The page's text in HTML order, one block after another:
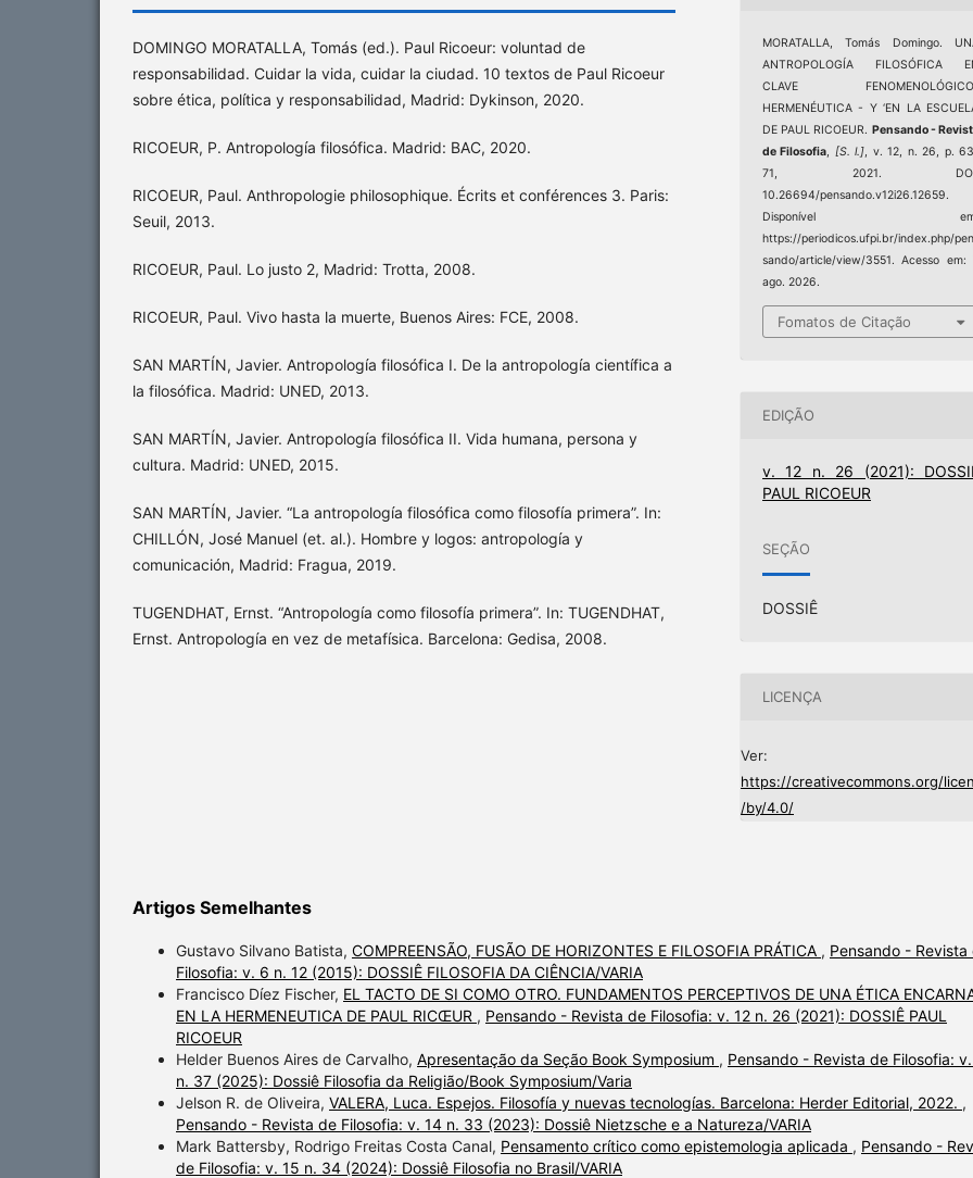
DOMINGO MORATALLA, Tomás (ed.). Paul Ricoeur: voluntad de
responsabilidad. Cuidar la vida, cuidar la ciudad. 10 textos de Paul Ricoeur
sobre ética, política y responsabilidad, Madrid: Dykinson, 2020.
RICOEUR, P. Antropología filosófica. Madrid: BAC, 2020.
RICOEUR, Paul. Anthropologie philosophique. Écrits et conférences 3. Paris:
Seuil, 2013.
RICOEUR, Paul. Lo justo 2, Madrid: Trotta, 2008.
RICOEUR, Paul. Vivo hasta la muerte, Buenos Aires: FCE, 2008.
SAN MARTÍN, Javier. Antropología filosófica I. De la antropología científica a
la filosófica. Madrid: UNED, 2013.
SAN MARTÍN, Javier. Antropología filosófica II. Vida humana, persona y
cultura. Madrid: UNED, 2015.
SAN MARTÍN, Javier. “La antropología filosófica como filosofía primera”. In:
CHILLÓN, José Manuel (et. al.). Hombre y logos: antropología y
comunicación, Madrid: Fragua, 2019.
TUGENDHAT, Ernst. “Antropología como filosofía primera”. In: TUGENDHAT,
Ernst. Antropología en vez de metafísica. Barcelona: Gedisa, 2008.
MORATALLA, Tomás Domingo.
ANTROPOLOGÍA FILOSÓFICA
CLAVE
HERMENÉUTICA - Y ‘EN LA
DE PAUL RICOEUR. Pensando -
de Filosofia, [S. l.], v. 12, n. 26, p.
71, 2021.
10.26694/pensando.v12i26.12659.
Disponível
https://periodicos.ufpi.br/index.php/pen
sando/article/view/3551. Acesso em:
ago. 2026.
Fomatos de Citação
EDIÇÃO
v. 12 n. 26 (2021):
PAUL RICOEUR
SEÇÃO
DOSSIÊ
LICENÇA
Ver:
https://creativecommons.org/
/by/4.0/
Artigos Semelhantes
Gustavo Silvano Batista, COMPREENSÃO, FUSÃO DE HORIZONTES E FILOSOFIA PRÁTICA , Pensando - Revista
Filosofia: v. 6 n. 12 (2015): DOSSIÊ FILOSOFIA DA CIÊNCIA/VARIA
Francisco Díez Fischer, EL TACTO DE SI COMO OTRO. FUNDAMENTOS PERCEPTIVOS DE UNA ÉTICA
EN LA HERMENEUTICA DE PAUL RICŒUR , Pensando - Revista de Filosofia: v. 12 n. 26 (2021): DOSSIÊ PAUL
RICOEUR
Helder Buenos Aires de Carvalho, Apresentação da Seção Book Symposium , Pensando - Revista de Filosofia:
n. 37 (2025): Dossiê Filosofia da Religião/Book Symposium/Varia
Jelson R. de Oliveira, VALERA, Luca. Espejos. Filosofía y nuevas tecnologías. Barcelona: Herder Editorial, 2022. ,
Pensando - Revista de Filosofia: v. 14 n. 33 (2023): Dossiê Nietzsche e a Natureza/VARIA
Mark Battersby, Rodrigo Freitas Costa Canal, Pensamento crítico como epistemologia aplicada , Pensando -
de Filosofia: v. 15 n. 34 (2024): Dossiê Filosofia no Brasil/VARIA